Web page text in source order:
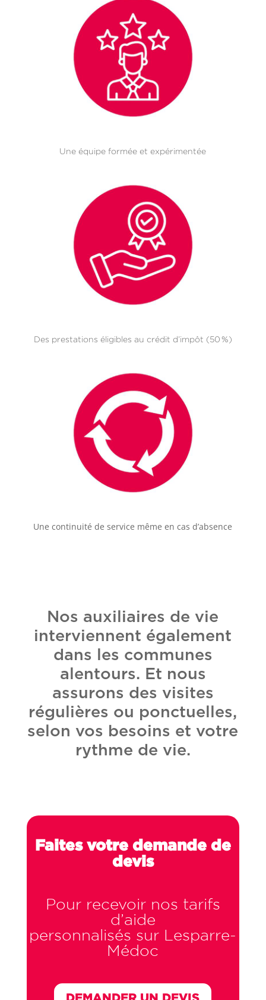
Une équipe formée et expérimentée
Des prestations éligibles au crédit d’impôt (50 %)
Une continuité de service même en cas d’absence
Nos auxiliaires de vie
interviennent également
dans les communes
alentours. Et nous
assurons des visites
régulières ou ponctuelles,
selon vos besoins et votre
rythme de vie.
Faites votre demande de
devis
Pour recevoir nos tarifs
d’aide
personnalisés sur Lesparre-
Médoc
DEMANDER UN DEVIS